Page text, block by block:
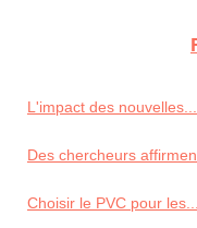
L'impact des nouvelles...
Des chercheurs
Choisir le PVC pour les...